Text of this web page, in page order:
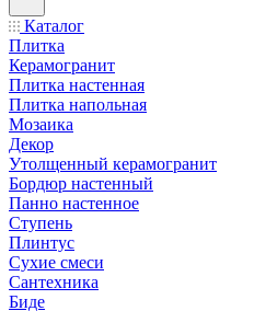
Каталог
Плитка
Керамогранит
Плитка настенная
Плитка напольная
Мозаика
Декор
Утолщенный керамогранит
Бордюр настенный
Панно настенное
Ступень
Плинтус
Сухие смеси
Сантехника
Биде